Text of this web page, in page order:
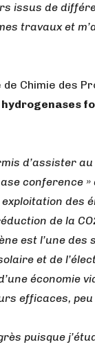
issus de
travaux et
Chimie des
d’assister
conference »
des
de la
est l’une
et de
économie
efficaces,
puisque